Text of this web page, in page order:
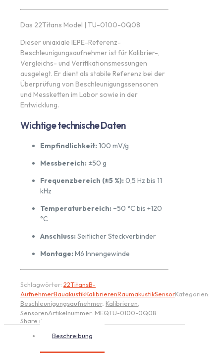
Das 22Titans Model | TU-0100-0Q08
Dieser uniaxiale IEPE-Referenz-
Beschleunigungsaufnehmer ist für Kalibrier-,
Vergleichs- und Verifikationsmessungen
ausgelegt. Er dient als stabile Referenz bei der
Überprüfung von Beschleunigungssensoren
und Messketten im Labor sowie in der
Entwicklung.
Wichtige technische Daten
Empfindlichkeit: 100 mV/g
Messbereich: ±50 g
Frequenzbereich (±5 %): 0,5 Hz bis 11
kHz
Temperaturbereich: −50 °C bis +120
°C
Anschluss: Seitlicher Steckverbinder
Montage: M6 Innengewinde
Schlagwörter: 22TitansB-
AufnehmerBauakustikKalibrierenRaumakustikSensorKategorien:
Beschleunigungsaufnehmer, Kalibrieren
SensorenArtikelnummer: MEQTU-0100-0Q08
Share item:
Beschreibung